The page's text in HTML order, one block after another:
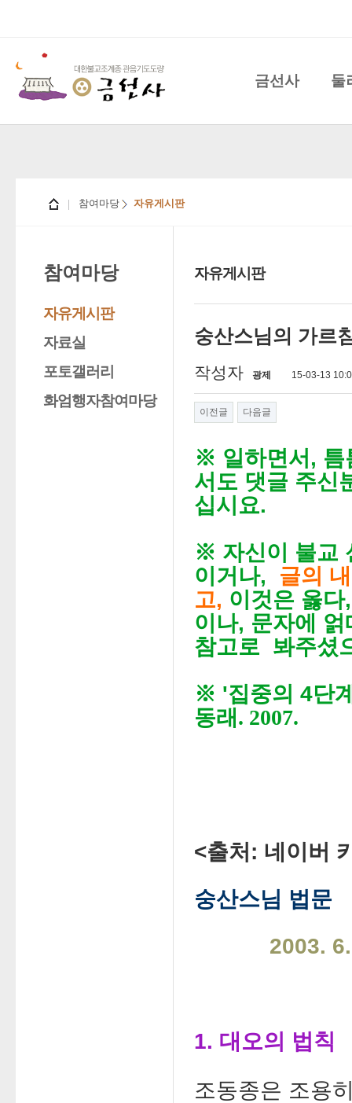
금선사 둘
참여마당 자유게시판
참여마당
자유게시판
자료실
포토갤러리
화엄행자참여마당
자유게시판
숭산스님의 가르
작성자 광제 15-03-13
이전글 다음글
※ 일하면서, 틈
서도 댓글 주신
십시요.
※ 자신이 불교
이거나,
글의
고, 이것은 옳
이나, 문자에
참고로 봐주셨
※ '집중의 4단
동래. 2007.
<출처: 네이버
숭산스님 법문
2003.
1. 대오의 법칙
조동종은 조용